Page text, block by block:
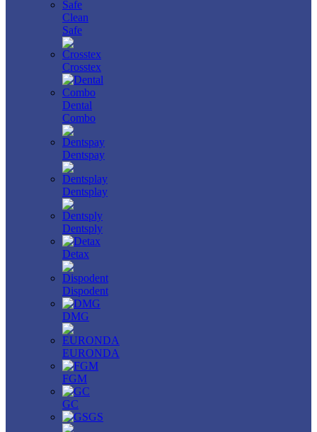
Clean
Safe
Crosstex
Dental
Combo
Dentspay
Dentsplay
Dentsply
Detax
Dispodent
DMG
EURONDA
FGM
GC
GS